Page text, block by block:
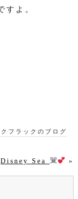
すよ。
フラックのブログ
Disney Sea »